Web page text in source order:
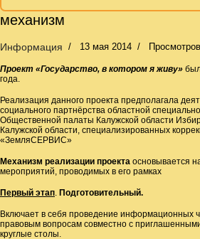
механизм
Информация 13 мая 2014
Проект «Государство, в котором я живу»
года.
Реализация данного проекта предполагала
социального партнёрства областной
Общественной палаты Калужской области
Калужской области, специализированных
«ЗемляСЕРВИС»
Механизм реализации проекта основывается
мероприятий, проводимых в его рамках
Первый этап. Подготовительный.
Включает в себя проведение информационных
правовым вопросам совместно с
круглые столы.